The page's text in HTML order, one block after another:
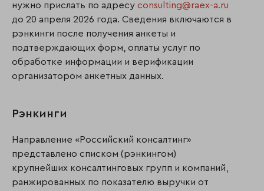
нужно прислать по адресу consulting@raex-a.ru
до 20 апреля 2026 года. Сведения включаются в
рэнкинги после получения анкеты и
подтверждающих форм, оплаты услуг по
обработке информации и верификации
организатором анкетных данных.
Рэнкинги
Направление «Российский консалтинг»
представлено списком (рэнкингом)
крупнейших консалтинговых групп и компаний,
ранжированных по показателю выручки от